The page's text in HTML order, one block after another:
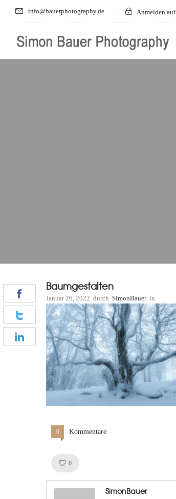
info@bauerphotography.de Anmelden
Baumgestalten
Januar 26, 2022 durch SimonBauer in
0 Kommentare
0
SimonBauer